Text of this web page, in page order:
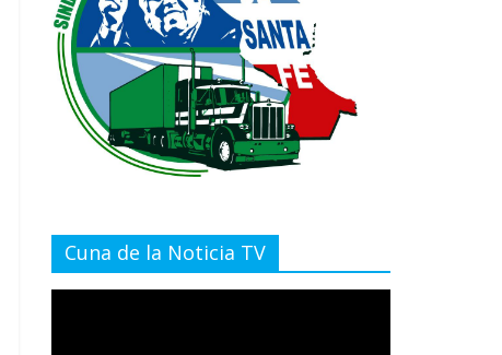
Cuna de la Noticia TV